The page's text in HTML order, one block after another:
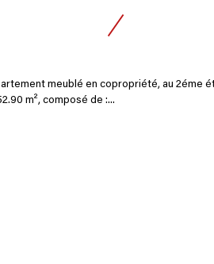
meublé en copropriété, au 2éme
m², composé de :...